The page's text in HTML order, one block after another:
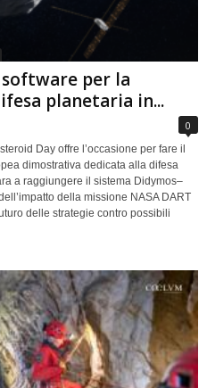
per la
planetaria in...
0
Day offre l’occasione per fare il
dimostrativa dedicata alla difesa
a raggiungere il sistema Didymos–
della missione NASA DART
delle strategie contro possibili